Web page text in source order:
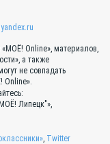
«МОЁ! Online», материалов,
а также
не совпадать
Online».
Липецк"»,
, Twitter